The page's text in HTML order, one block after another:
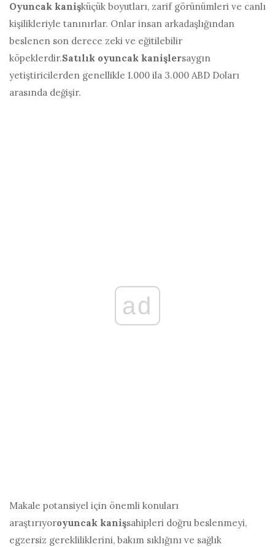
Oyuncak kanişküçük boyutları, zarif görünümleri ve canlı
kişilikleriyle tanınırlar. Onlar insan arkadaşlığından
beslenen son derece zeki ve eğitilebilir
köpeklerdir.Satılık oyuncak kanişlersaygın
yetiştiricilerden genellikle 1.000 ila 3.000 ABD Doları
arasında değişir.
ad
Makale potansiyel için önemli konuları
araştırıyoroyuncak kanişsahipleri doğru beslenmeyi,
egzersiz gerekliliklerini, bakım sıklığını ve sağlık